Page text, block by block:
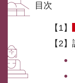
目次
【1】
【2